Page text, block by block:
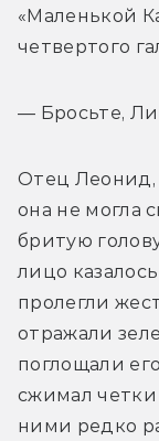
«Маленькой
четвертого
— Бросьте,
Отец Леонид,
она не могла
бритую
лицо
пролегли
отражали
поглощали
сжимал четки
ними редко